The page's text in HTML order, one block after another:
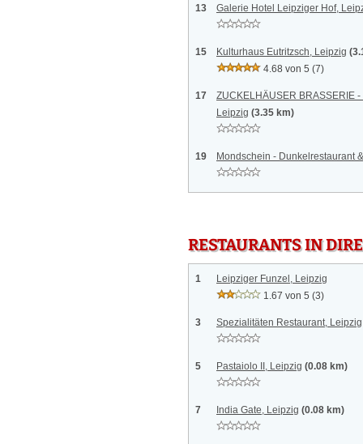
13 Galerie Hotel Leipziger Hof,
15 Kulturhaus Eutritzsch, Leipzig
4.68 von 5 (7)
17
ZUCKELHÄUSER BRASSERIE
Leipzig (3.35 km)
19 Mondschein - Dunkelrestaurant
RESTAURANTS IN
1
Leipziger Funzel, Leipzig
1.67 von 5 (3)
3 Spezialitäten Restaurant, Leipzig
5 Pastaiolo II, Leipzig (0.08 km)
7 India Gate, Leipzig (0.08 km)